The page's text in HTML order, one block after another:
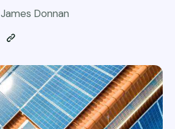
James Donnan